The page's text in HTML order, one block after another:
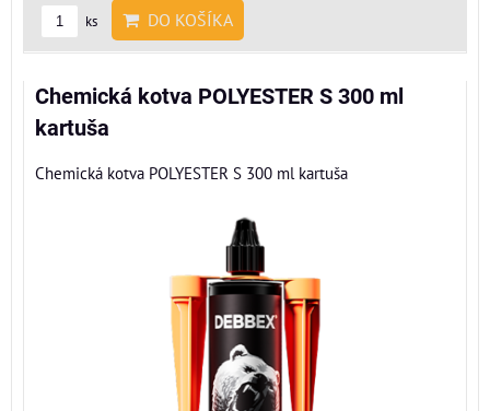
ks DO KOŠÍKA
Chemická kotva POLYESTER S 300 ml
kartuša
Chemická kotva POLYESTER S 300 ml kartuša